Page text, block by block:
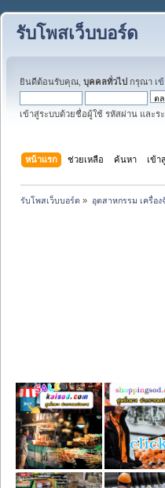
รับโพสเว็บบอร์ด
ยินดีต้อนรับคุณ, บุคคลทั่วไป กรุณา เ
เข้าสู่ระบบด้วยชื่อผู้ใช้ รหัสผ่าน และร
หน้าแรก ช่วยเหลือ ค้นหา เข้า
รับโพสเว็บบอร์ด » อุตสาหกรรม เครื่อ